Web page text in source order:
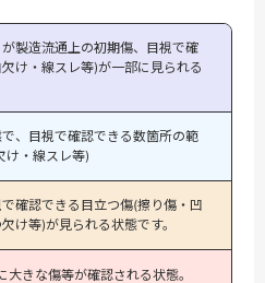
製造流通上の初期傷、目視で確
け・線スレ等)が一部に見られる
、目視で確認できる数箇所の範
け・線スレ等)
確認できる目立つ傷(擦り傷・凹
け等)が見られる状態です。
大きな傷等が確認される状態。